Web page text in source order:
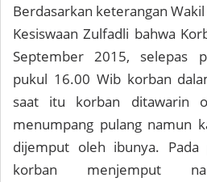
Berdasarkan keterangan
Kesiswaan Zulfadli bahwa
September 2015, selepas
pukul 16.00 Wib korban
saat itu korban ditawarin
menumpang pulang namun
dijemput oleh ibunya.
korban menjemput